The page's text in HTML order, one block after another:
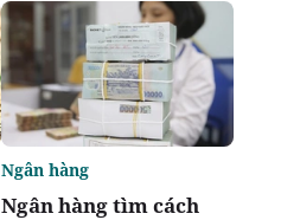
Ngân hàng tìm cách
Ngân hàng